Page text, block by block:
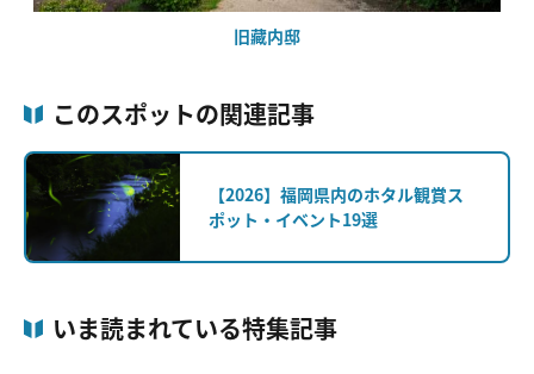
旧藏内邸
このスポットの関連記事
【2026】福岡県内のホタル観賞ス
ポット・イベント19選
いま読まれている特集記事